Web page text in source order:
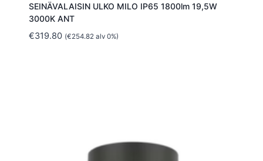
SEINÄVALAISIN ULKO MILO IP65 1800lm 19,5W
3000K ANT
€319.80 (€254.82alv 0%)